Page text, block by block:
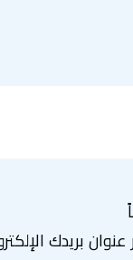
عنوان بريدك